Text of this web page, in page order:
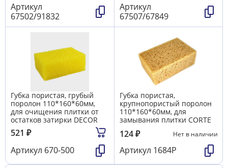
Артикул
67502/91832
Артикул
67507/67849
Губка пористая, грубый
поролон 110*160*60мм,
для очищения плитки от
остатков затирки DECOR
521 ₽
Артикул 670-500
Губка пористая,
крупнопористый поролон
110*160*60мм, для
замывания плитки CORTE
124₽ Нет в наличии
Артикул 1684P